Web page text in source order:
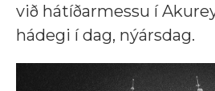
við hátíðarmessu í
hádegi í dag, nýársdag.